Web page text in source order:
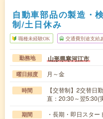
自動車部品の製造・
制/土日休み
職種未経験OK 交通費別途支給
勤務地 山形県寒河江市
曜日頻度 月～金
時間
【交替制】2交替日
直：20:30～翌5:30(
期間 ・長期・即日スター